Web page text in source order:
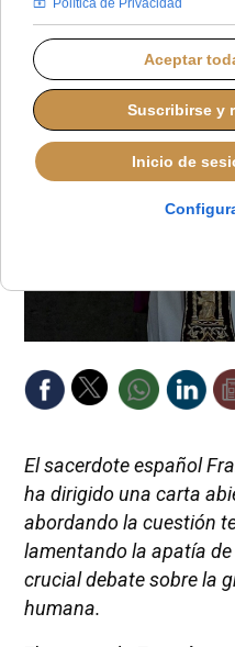
El sacerdote español
ha dirigido una carta
abordando la cuestión
lamentando la apatía
crucial debate sobre la
humana.